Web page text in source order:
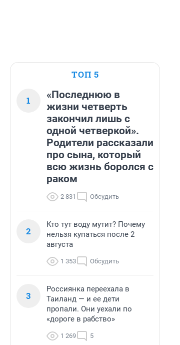
ТОП 5
1
«Последнюю в
жизни четверть
закончил лишь с
одной четверкой».
Родители рассказали
про сына, который
всю жизнь боролся с
раком
2 831 Обсудить
2
Кто тут воду мутит? Почему
нельзя купаться после 2
августа
1 353 Обсудить
3
Россиянка переехала в
Таиланд — и ее дети
пропали. Они уехали по
«дороге в рабство»
1 269 5